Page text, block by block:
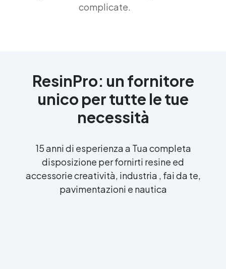
complicate.
ResinPro: un fornitore
unico per tutte le tue
necessità
15 anni di esperienza a Tua completa
disposizione per fornirti resine ed
accessorie creatività, industria , fai da te,
pavimentazioni e nautica